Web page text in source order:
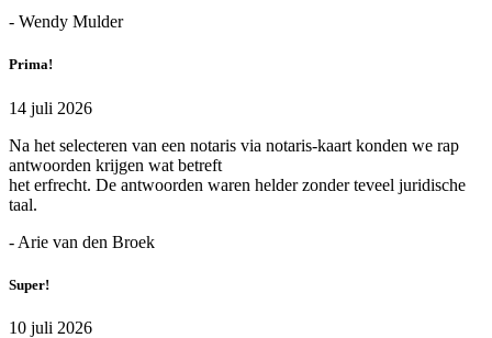
- Wendy Mulder
Prima!
14 juli 2026
Na het selecteren van een notaris via notaris-kaart konden we rap
antwoorden krijgen wat betreft
het erfrecht. De antwoorden waren helder zonder teveel juridische
taal.
- Arie van den Broek
Super!
10 juli 2026